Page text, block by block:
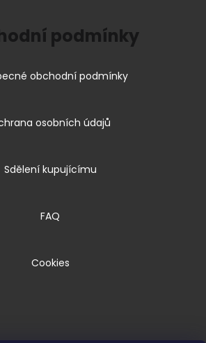
podmínky
obchodní podmínky
osobních údajů
Sdělení kupujícímu
FAQ
Cookies